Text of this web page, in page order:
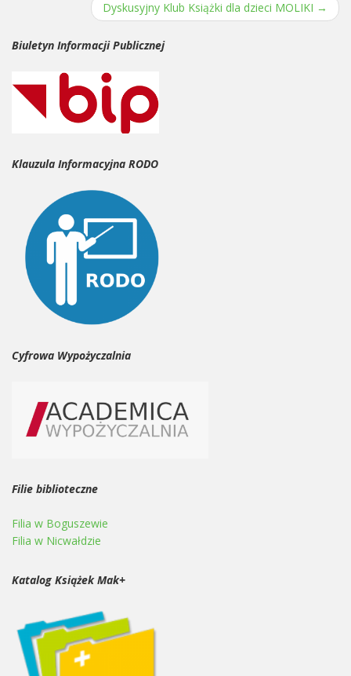
Dyskusyjny Klub Książki dla dzieci MOLIKI →
Biuletyn Informacji Publicznej
Klauzula Informacyjna RODO
Cyfrowa Wypożyczalnia
Filie biblioteczne
Filia w Boguszewie
Filia w Nicwałdzie
Katalog Książek Mak+